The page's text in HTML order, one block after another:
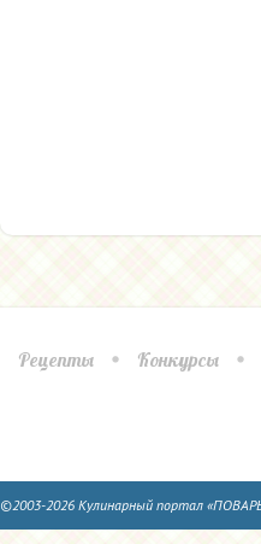
Рецепты Конкурсы
©2003-2026 Кулинарный портал